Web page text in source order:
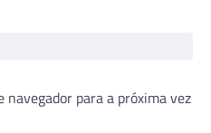
navegador para a próxima vez